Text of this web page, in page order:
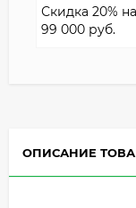
Скидка 20%
99 000 руб.
ОПИСАНИЕ